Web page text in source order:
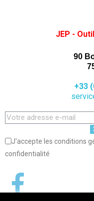
JEP -
90
+33
J'accepte les conditions
confidentialité